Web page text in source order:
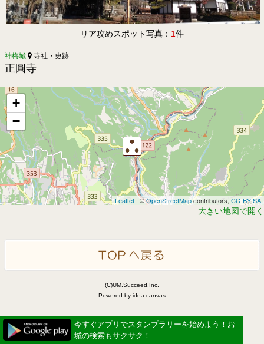
リア攻めスポット写真： 1件
神梅城 寺社・史跡
正圓寺
+
−
Leaflet | ©OpenStreetMapcontributors, CC-BY-SA
大きい地図で開く
(C)UM.Succeed,Inc.
Powered by idea canvas
今すぐアプリでスタンプラリーを始めよう！お
城の検索もサクサク！